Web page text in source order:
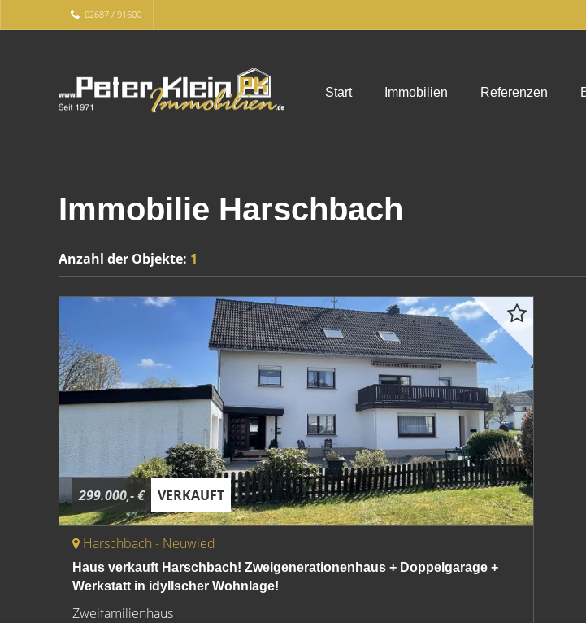
02687 / 91600
Start Immobilien Referenzen
Immobilie Harschbach
Anzahl der Objekte: 1
299.000,- € VERKAUFT
Harschbach - Neuwied
Haus verkauft Harschbach! Zweigenerationenhaus + Doppelgarage +
Werkstatt in idyllscher Wohnlage!
Zweifamilienhaus